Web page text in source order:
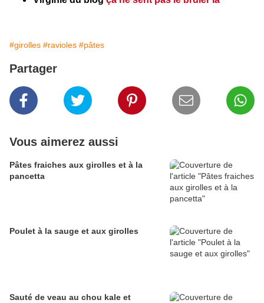
#girolles #ravioles #pâtes
Partager
Vous aimerez aussi
Pâtes fraiches aux girolles et à la
pancetta
Poulet à la sauge et aux girolles
Sauté de veau au chou kale et